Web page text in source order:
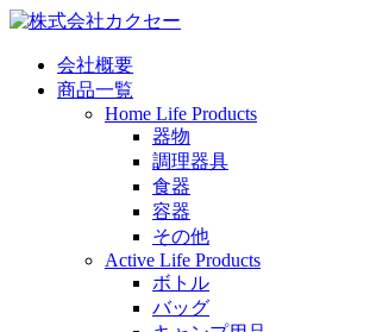
会社概要
商品一覧
Home Life Products
器物
調理器具
食器
容器
その他
Active Life Products
ボトル
バッグ